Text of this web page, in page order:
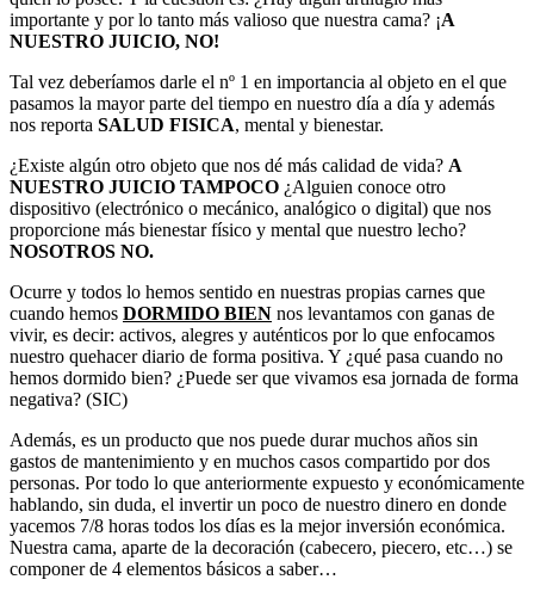
importante y por lo tanto más valioso que nuestra cama? ¡A
NUESTRO JUICIO, NO!
Tal vez deberíamos darle el nº 1 en importancia al objeto en el que
pasamos la mayor parte del tiempo en nuestro día a día y además
nos reporta SALUD FISICA, mental y bienestar.
¿Existe algún otro objeto que nos dé más calidad de vida? A
NUESTRO JUICIO TAMPOCO ¿Alguien conoce otro
dispositivo (electrónico o mecánico, analógico o digital) que nos
proporcione más bienestar físico y mental que nuestro lecho?
NOSOTROS NO.
Ocurre y todos lo hemos sentido en nuestras propias carnes que
cuando hemos DORMIDO BIEN nos levantamos con ganas de
vivir, es decir: activos, alegres y auténticos por lo que enfocamos
nuestro quehacer diario de forma positiva. Y ¿qué pasa cuando no
hemos dormido bien? ¿Puede ser que vivamos esa jornada de forma
negativa? (SIC)
Además, es un producto que nos puede durar muchos años sin
gastos de mantenimiento y en muchos casos compartido por dos
personas. Por todo lo que anteriormente expuesto y económicamente
hablando, sin duda, el invertir un poco de nuestro dinero en donde
yacemos 7/8 horas todos los días es la mejor inversión económica.
Nuestra cama, aparte de la decoración (cabecero, piecero, etc…) se
componer de 4 elementos básicos a saber…